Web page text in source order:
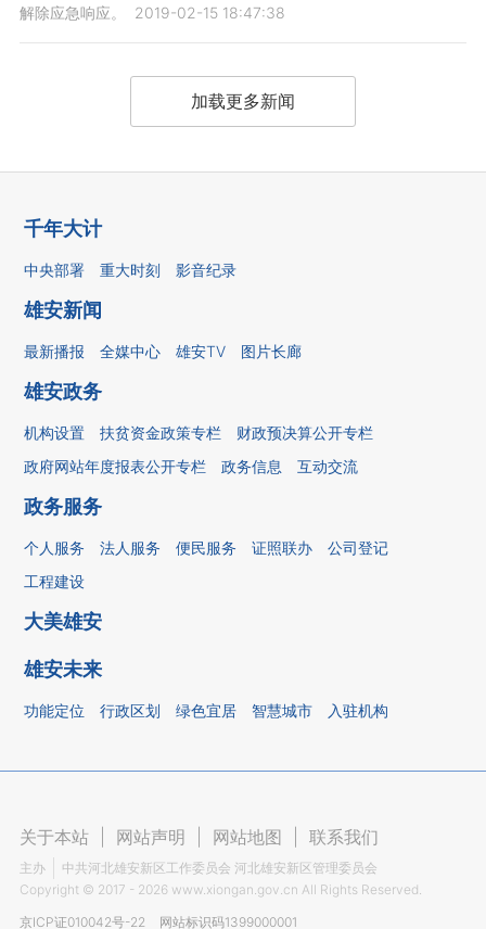
解除应急响应。
2019-02-15 18:47:38
加载更多新闻
千年大计
中央部署 重大时刻 影音纪录
雄安新闻
最新播报 全媒中心 雄安TV 图片长廊
雄安政务
机构设置 扶贫资金政策专栏
财政预决算公开专栏
政府网站年度报表公开专栏
政务信息 互动交流
政务服务
个人服务 法人服务 便民服务 证照联办
公司登记
工程建设
大美雄安
雄安未来
功能定位 行政区划 绿色宜居 智慧城市 入驻机构
关于本站 网站声明 网站地图 联系我们
主办
中共河北雄安新区工作委员会 河北雄安新区管理委员会
Copyright © 2017 - 2026 www.xiongan.gov.cn All Rights Reserved.
京ICP证010042号-22
网站标识码1399000001